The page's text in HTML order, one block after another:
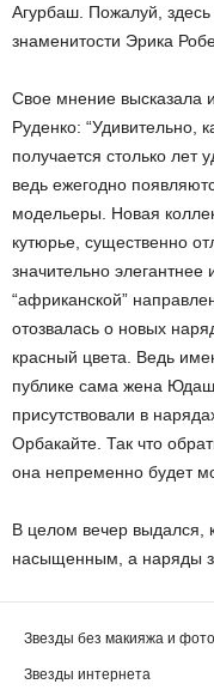
Агурбаш. Пожалуй,
знаменитости Эрика
Свое мнение высказала
Руденко: “Удивительно,
получается столько лет
ведь ежегодно
модельеры. Новая
кутюрье, существенно
значительно элегантнее
“африканской”
отозвалась о новых
красный цвета. Ведь
публике сама жена
присутствовали в
Орбакайте. Так что
она непременно будет
В целом вечер выдался,
насыщенным, а наряды
Звезды без макияжа и
Звезды интернета